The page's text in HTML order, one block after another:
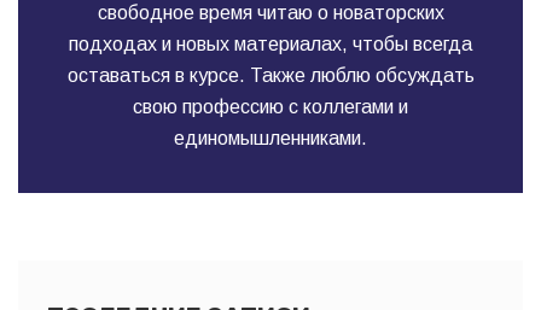
свободное время читаю о новаторских
подходах и новых материалах, чтобы всегда
оставаться в курсе. Также люблю обсуждать
свою профессию с коллегами и
единомышленниками.